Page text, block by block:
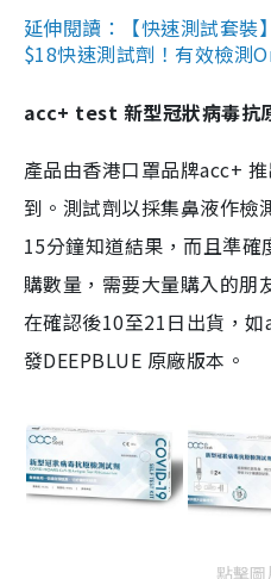
延伸閱讀：【快速測試套裝
$18快速測試劑！有效檢測
acc+ test 新型冠狀病毒抗
產品由香港口罩品牌acc+
到。測試劑以採集鼻液作檢
15分鐘知道結果，而且準
購數量，需要大量購入的朋
在確認後10至21日出貨，
發DEEPBLUE 原廠版本。
點擊